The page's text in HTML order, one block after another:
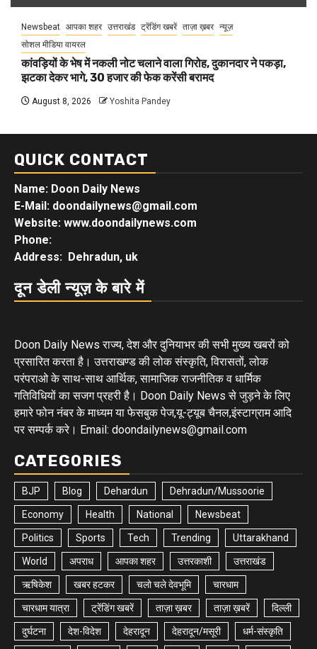
Newsbeat आपका शहर उत्तराखंड ट्रेंडिंग खबरें ताज़ा ख़बर न्यूज़
सोशल मीडिया वायरल
कांवड़ियों के भेष में नकली नोट चलाने वाला गिरोह, दुकानदार ने पकड़ा,
झटका देकर भागे, 30 हजार की फेक करेंसी बरामद
August 8, 2026 Yoshita Pandey
QUICK CONTACT
Name: Doon Daily News
E-Mail: doondailynews@gmail.com
Website: www.doondailynews.com
Phone:
Address: Dehradun, uk
दून डेली न्यूज़ के बारे में
Doon Daily News राज्य, देश और दुनियाभर की सभी मुख्य खबरों को
प्रसारित करता है। उत्तराखण्ड की लोक संस्कृति, विरासतों, लोक
परंपराओ के साथ-साथ आर्थिक, सामाजिक राजनीतिक व धार्मिक
गतिविधियों का सजग प्रहरी है। Doon Daily News से जुड़ने के लिए
हमारे फोन नंबर के माध्यम या फेसबुक पेज,यू-ट्यूब चैनल,इंस्टाग्राम आदि
पर सम्पर्क करे। Email: doondailynews@gmail.com
CATEGORIES
BJP Blog Dehardun Dehradun/Mussoorie
Economy Health National Newsbeat
Politics Sports Tech Trending Uttarakhand
World अपराध आपका शहर उत्तरकाशी उत्तराखंड
ऋषिकेश खबर हटकर चलो चले देवभूमि चारधाम
चारधाम यात्रा ट्रेंडिंग खबरें ताज़ा ख़बर ताज़ा ख़बरें दिल्ली
दुर्घटना देश-विदेश देहरादून देहरादून/मसूरी धर्म-संस्कृति